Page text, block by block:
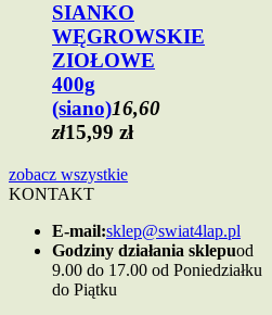
SIANKO
WĘGROWSKIE
ZIOŁOWE
400g
(siano)16,60
zł15,99 zł
zobacz wszystkie
KONTAKT
E-mail:sklep@swiat4lap.pl
Godziny działania sklepuod
9.00 do 17.00 od Poniedziałku
do Piątku